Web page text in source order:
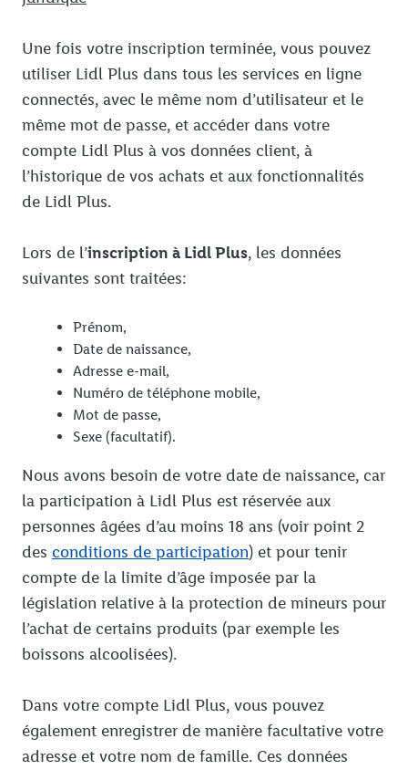
Une fois votre inscription terminée, vous pouvez
utiliser Lidl Plus dans tous les services en ligne
connectés, avec le même nom d’utilisateur et le
même mot de passe, et accéder dans votre
compte Lidl Plus à vos données client, à
l’historique de vos achats et aux fonctionnalités
de Lidl Plus.
Lors de l’inscription à Lidl Plus, les données
suivantes sont traitées:
Prénom,
Date de naissance,
Adresse e-mail,
Numéro de téléphone mobile,
Mot de passe,
Sexe (facultatif).
Nous avons besoin de votre date de naissance, car
la participation à Lidl Plus est réservée aux
personnes âgées d’au moins 18 ans (voir point 2
des conditions de participation) et pour tenir
compte de la limite d’âge imposée par la
législation relative à la protection de mineurs pour
l’achat de certains produits (par exemple les
boissons alcoolisées).
Dans votre compte Lidl Plus, vous pouvez
également enregistrer de manière facultative votre
adresse et votre nom de famille. Ces données